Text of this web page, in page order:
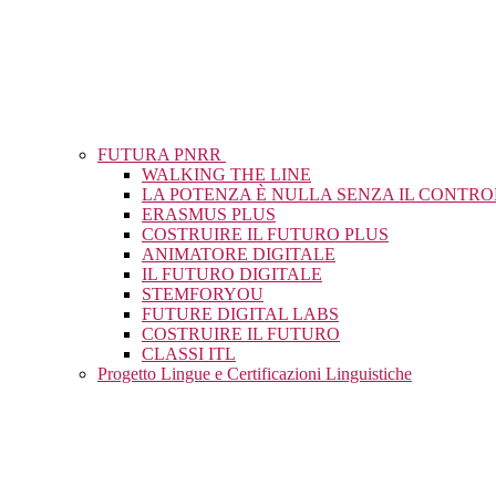
FUTURA PNRR
WALKING THE LINE
LA POTENZA È NULLA SENZA IL
ERASMUS PLUS
COSTRUIRE IL FUTURO PLUS
ANIMATORE DIGITALE
IL FUTURO DIGITALE
STEMFORYOU
FUTURE DIGITAL LABS
COSTRUIRE IL FUTURO
CLASSI ITL
Progetto Lingue e Certificazioni Linguistiche